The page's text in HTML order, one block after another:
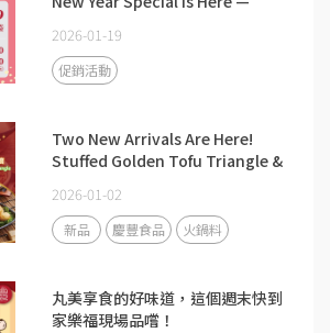
2026-01-19
促銷活動
Two New Arrivals Are Here!
Stuffed Golden Tofu Triangle &
Available on Qing Feng
Food’s Official Website. 🎉
2026-01-02
新品 慶豐食品 火鍋料
丸美享食的好味道，這個週末快到
家樂福現場品嚐！